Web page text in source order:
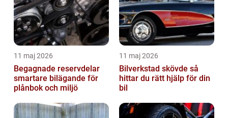
11 maj 2026
Begagnade reservdelar
smartare bilägande för
plånbok och miljö
11 maj 2026
Bilverkstad skövde så
hittar du rätt hjälp för din
bil